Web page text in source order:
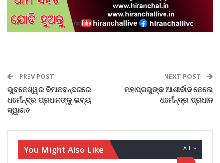
PREV POST
ଭୁବନେଶ୍ୱର ବିମାନବନ୍ଦରରେ
ଧର୍ମେନ୍ଦ୍ର ପ୍ରଧାନଙ୍କୁ ଭବ୍ୟ
ସ୍ୱାଗତ
NEXT POST
ମହାପ୍ରଭୁଙ୍କ ଆଶୀର୍ବାଦ ନେଲେ
ଧର୍ମେନ୍ଦ୍ର ପ୍ରଧାନ
All
You Might Also Like